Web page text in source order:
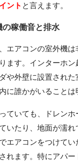
ント と言えます。
の稼働音と排水
エアコンの室外機
ます。インターホン
や外壁に設置され
に誰かがいることは
ていても、ドレン
いたり、地面が濡
エアコンをつけて
れます。特にアパー